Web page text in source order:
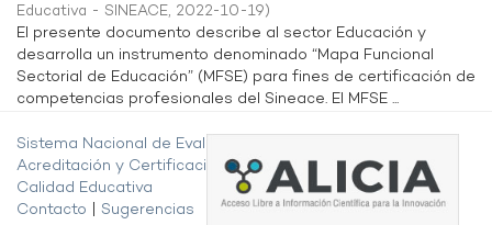
Educativa - SINEACE, 2022-10-19)
El presente documento describe al sector Educación y
desarrolla un instrumento denominado “Mapa Funcional
Sectorial de Educación” (MFSE) para fines de certificación de
competencias profesionales del Sineace. El MFSE ...
Sistema Nacional de Evaluación,
Acreditación y Certificación de la
Calidad Educativa
Contacto
Sugerencias